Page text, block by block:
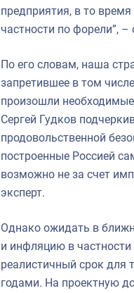
предприятия, в то
частности по форели”, –
По его словам, наша
запретившее в том
произошли необходимые
Сергей Гудков
продовольственной
построенные Россией
возможно не за счет
эксперт.
Однако ожидать в
и инфляцию в частности
реалистичный срок для
годами. На проектную